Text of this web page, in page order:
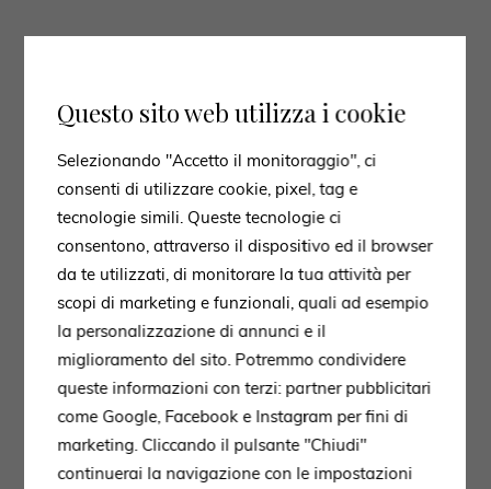
Questo sito web utilizza i cookie
Selezionando "Accetto il monitoraggio", ci
consenti di utilizzare cookie, pixel, tag e
tecnologie simili. Queste tecnologie ci
consentono, attraverso il dispositivo ed il browser
da te utilizzati, di monitorare la tua attività per
scopi di marketing e funzionali, quali ad esempio
la personalizzazione di annunci e il
miglioramento del sito. Potremmo condividere
queste informazioni con terzi: partner pubblicitari
come Google, Facebook e Instagram per fini di
marketing. Cliccando il pulsante "Chiudi"
continuerai la navigazione con le impostazioni